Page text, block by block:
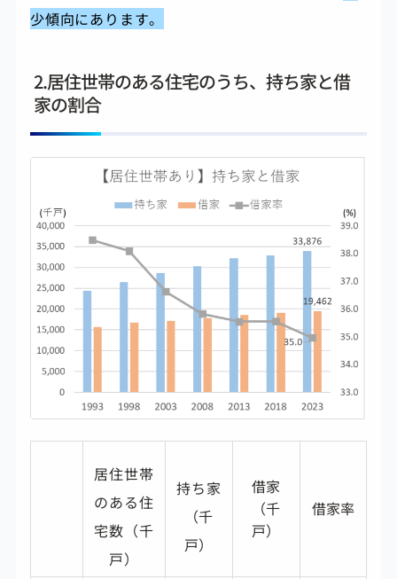
少傾向にあります。
2.居住世帯のある住宅のうち、持ち家と借
家の割合
居住世帯
のある住
宅数 （千
戸）
持ち家
（千
戸）
借家
（千
戸）
借家率